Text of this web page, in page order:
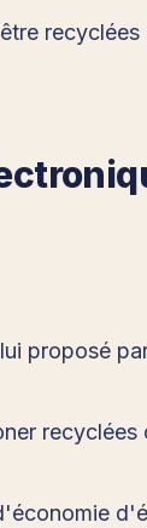
recyclées
proposé